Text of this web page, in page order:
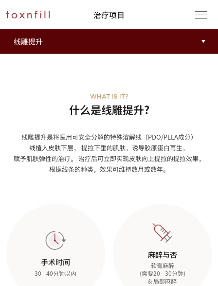
治疗项目
什么是线雕提升?
WHAT IS IT?
线雕提升是将医用可安全分解的特殊溶解线（PDO/PLLA成分）
线植入皮肤下层， 提拉下垂的肌肤，诱导胶原蛋白再生，
赋予肌肤弹性的治疗。 治疗后可立即实现皮肤向上提拉的提拉效果，
根据线条的种类，效果可维持数月或数年。
手术时间
30 - 40分钟以内
麻醉与否
软膏麻醉
(需要20 - 30分钟)
& 局部麻醉